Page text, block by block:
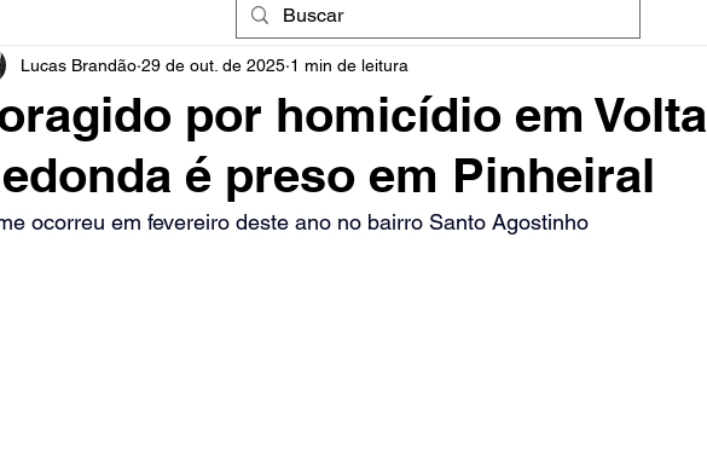
Pinheiral Polícia Opinião
por homicídio em Volta
é preso em Pinheiral
Lucas Brandão 29 de out. de 2025 1 min de leitura
ocorreu em fevereiro deste ano no bairro Santo Agostinho